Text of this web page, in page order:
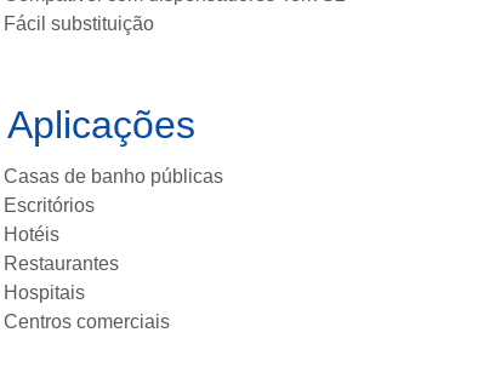
Fácil substituição
Aplicações
Casas de banho públicas
Escritórios
Hotéis
Restaurantes
Hospitais
Centros comerciais